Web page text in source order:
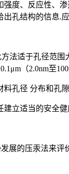
强度、反应性、
孔结构的信息.
法适于孔径范
（2.0nm至
孔径 分布和孔
立适当的安全
展的压汞法来